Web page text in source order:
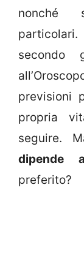
nonché
previsioni
propria
seguire.
dipende
preferito?